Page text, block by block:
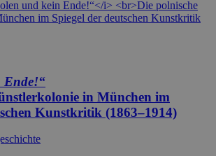
Ende!“
in München im
Kunstkritik (1863–1914)